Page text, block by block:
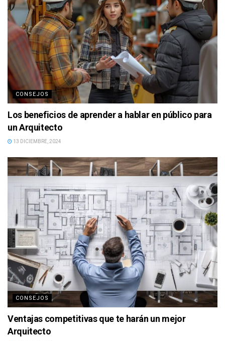
CONSEJOS
Los beneficios de aprender a hablar en público para
un Arquitecto
13 DICIEMBRE, 2024
CONSEJOS
Ventajas competitivas que te harán un mejor
Arquitecto